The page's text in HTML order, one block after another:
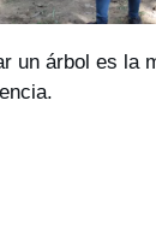
un árbol es la